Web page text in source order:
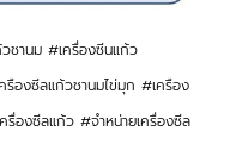
ชานม #เครื่องซีนแก้ว
องซีลแก้วชานมไข่มุก #เครือง
องซีลแก้ว #จำหน่ายเครื่องซีล